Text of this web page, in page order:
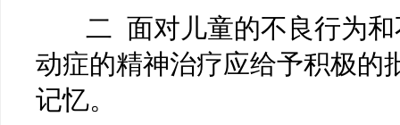
二 面对儿童的不良行为和
动症的精神治疗应给予积极的
记忆。